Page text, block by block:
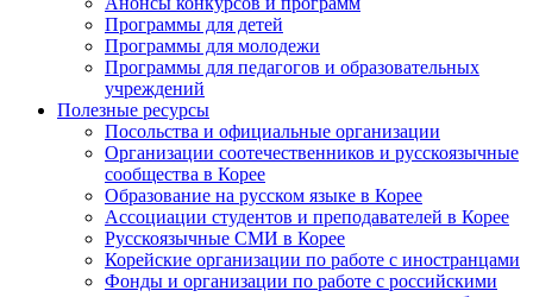
Программы для детей
Программы для молодежи
Программы для педагогов и образовательных
учреждений
Полезные ресурсы
Посольства и официальные организации
Организации соотечественников и русскоязычные
сообщества в Корее
Образование на русском языке в Корее
Ассоциации студентов и преподавателей в Корее
Русскоязычные СМИ в Корее
Корейские организации по работе с иностранцами
Фонды и организации по работе с российскими